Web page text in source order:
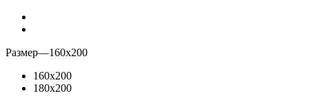
Размер—160x200
160x200
180x200